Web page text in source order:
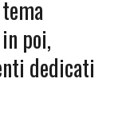
poi,
dedicati